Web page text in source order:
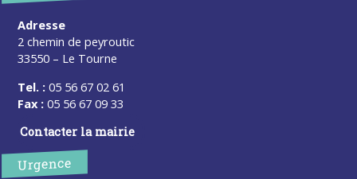
Adresse
2 chemin de peyroutic
33550 – Le Tourne
Tel. : 05 56 67 02 61
Fax : 05 56 67 09 33
Contacter la mairie
Urgence